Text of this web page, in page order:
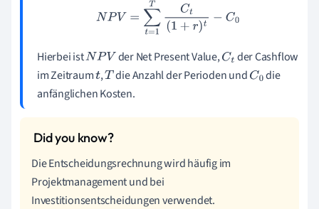
NP ∑t=1T 1+r
Hierbei istNPV der Net Present Value,Ct der Cashflow
im Zeitraumt,T die Anzahl der Perioden undC0 die
anfänglichen Kosten.
Die Entscheidungsrechnung wird häufig im
Projektmanagement und bei
Investitionsentscheidungen verwendet.